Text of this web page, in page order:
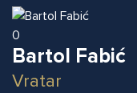
0
Bartol Fabić
Vratar